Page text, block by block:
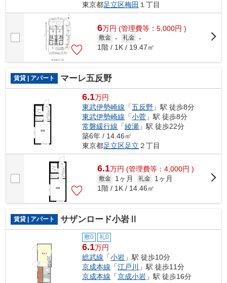
東京都足立区梅田 １丁目
6万円 (管理費等：5,000円 )
敷金 - 礼金 -
1階 / 1K / 19.47㎡
賃貸 | アパート マーレ五反野
6.1万円
東武伊勢崎線 「五反野 」駅 徒歩8分
東武伊勢崎線 「小菅 」駅 徒歩8分
常磐緩行線 「綾瀬 」駅 徒歩22分
築6年 / 14.46㎡
東京都足立区足立 ２丁目
6.1万円 (管理費等：4,000円 )
敷金 1ヶ月 礼金
1ヶ月
1階 / 1K / 14.46㎡
賃貸 | アパート サザンロード小岩Ⅱ
敷0 礼0
6.1万円
総武線 「小岩 」駅 徒歩10分
京成本線 「江戸川
」駅 徒歩11分
京成本線 「京成小岩 」駅 徒歩16分